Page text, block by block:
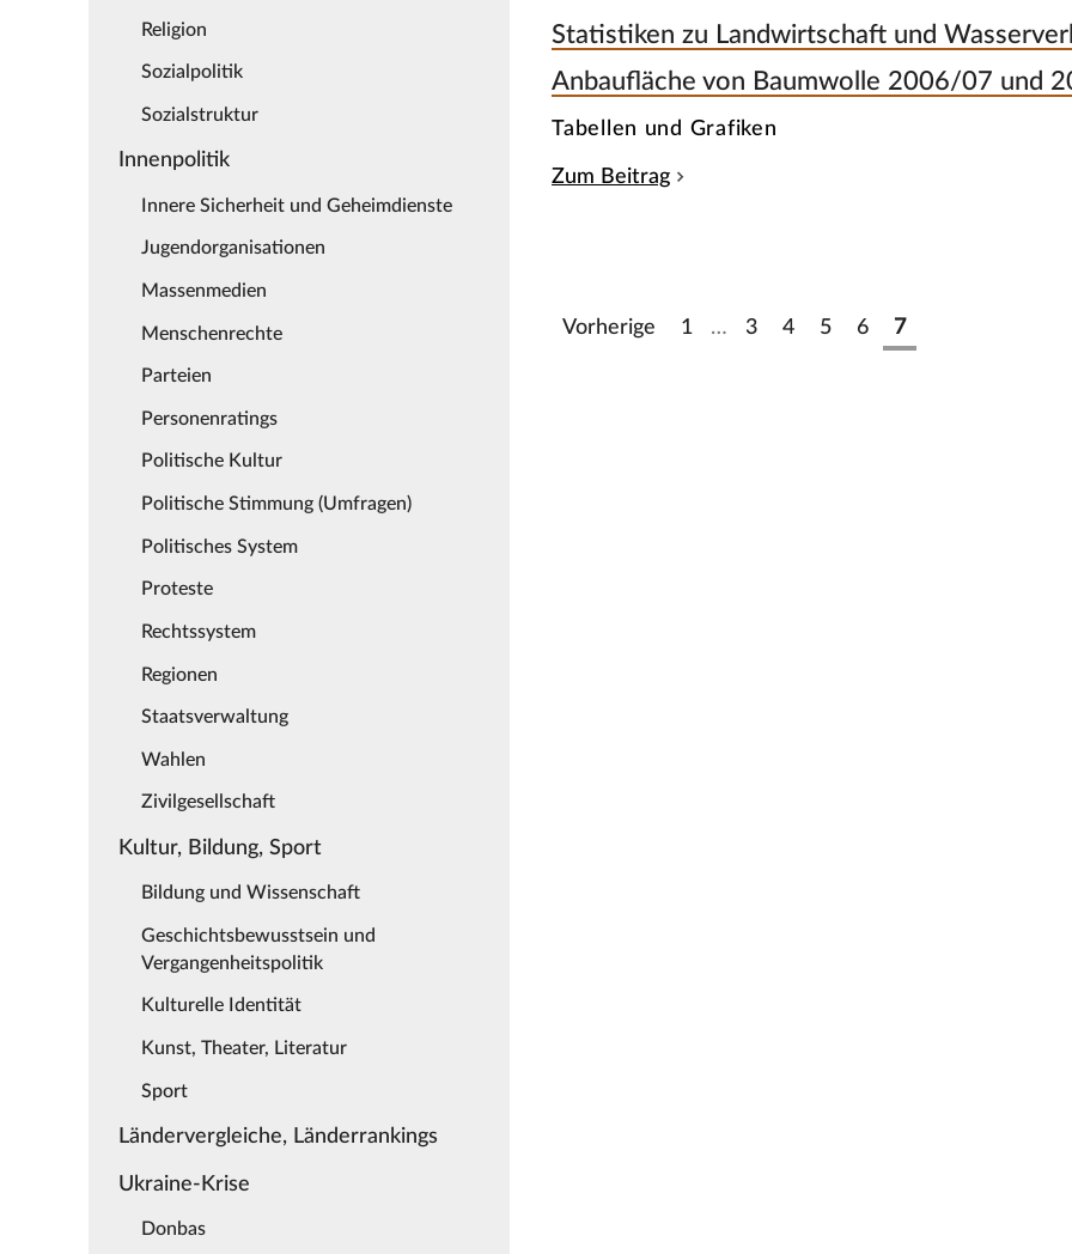
Religion
Sozialpolitik
Sozialstruktur
Innenpolitik
Innere Sicherheit und Geheimdienste
Jugendorganisationen
Massenmedien
Menschenrechte
Parteien
Personenratings
Politische Kultur
Politische Stimmung (Umfragen)
Politisches System
Proteste
Rechtssystem
Regionen
Staatsverwaltung
Wahlen
Zivilgesellschaft
Kultur, Bildung, Sport
Bildung und Wissenschaft
Geschichtsbewusstsein und
Vergangenheitspolitik
Kulturelle Identität
Kunst, Theater, Literatur
Sport
Ländervergleiche, Länderrankings
Ukraine-Krise
Donbas
Statistiken zu Landwirtschaft und
Anbaufläche von Baumwolle 2006/07 und
Tabellen und Grafiken
Zum Beitrag
Vorherige 1 … 3 4 5 6 7